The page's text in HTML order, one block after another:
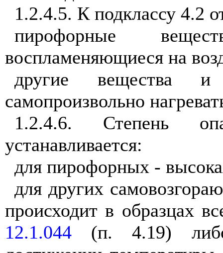
1.2.4.5. К подклассу 4.2
пирофорные
воспламеняющиеся на
другие вещества и
самопроизвольно
1.2.4.6. Степень
устанавливается:
для пирофорных -
для других
происходит в образцах
12.1.044 (п. 4.19) либо